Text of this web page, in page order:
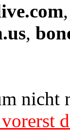
,
nicht